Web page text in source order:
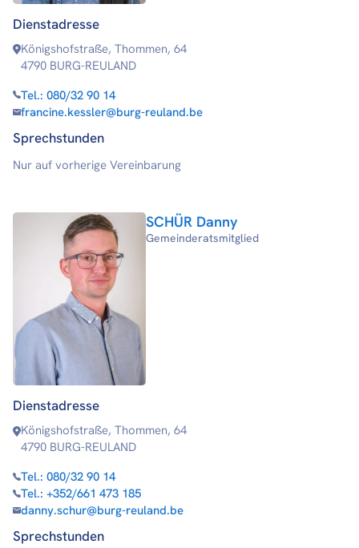
Dienstadresse
Königshofstraße, Thommen, 64
4790 BURG-REULAND
Tel.: 080/32 90 14
francine.kessler@burg-reuland.be
Sprechstunden
Nur auf vorherige Vereinbarung
SCHÜR Danny
Gemeinderatsmitglied
Dienstadresse
Königshofstraße, Thommen, 64
4790 BURG-REULAND
Tel.: 080/32 90 14
Tel.: +352/661 473 185
danny.schur@burg-reuland.be
Sprechstunden